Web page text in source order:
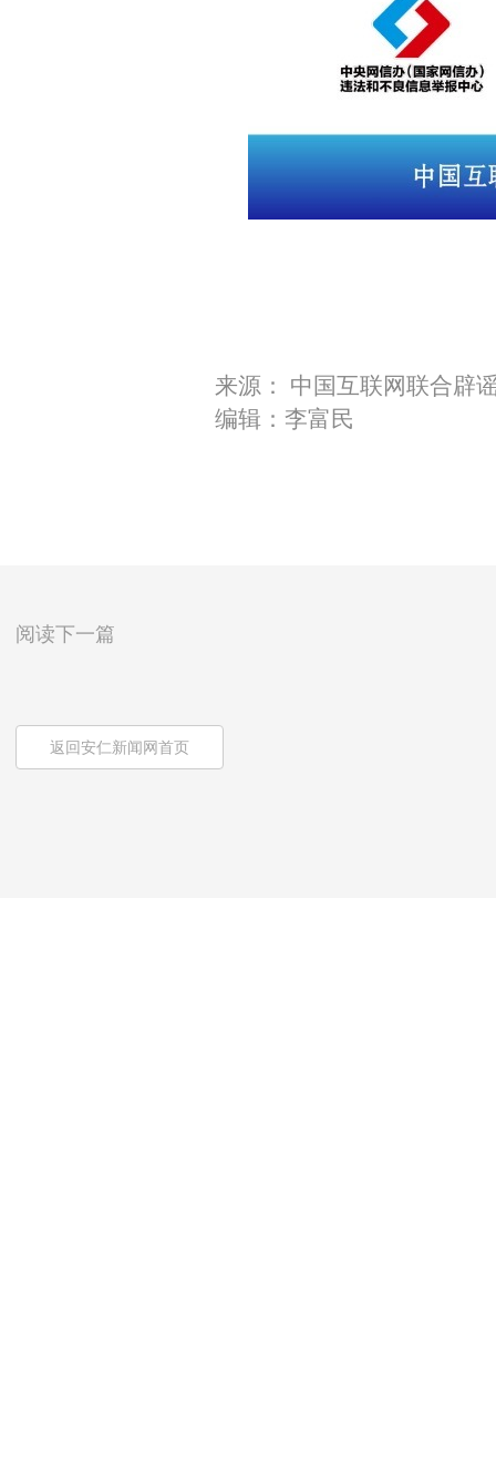
来源： 中国互联网联合辟
编辑：李富民
阅读下一篇
返回安仁新闻网首页